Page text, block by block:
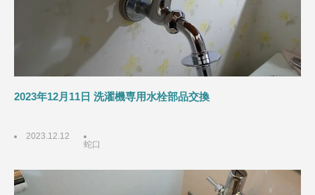
2023年12月11日 洗濯機専用水栓部品交換
2023.12.12
蛇口